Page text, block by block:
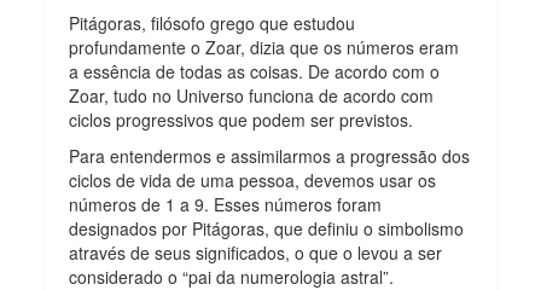
Pitágoras, filósofo grego que estudou
profundamente o Zoar, dizia que os números eram
a essência de todas as coisas. De acordo com o
Zoar, tudo no Universo funciona de acordo com
ciclos progressivos que podem ser previstos.
Para entendermos e assimilarmos a progressão dos
ciclos de vida de uma pessoa, devemos usar os
números de 1 a 9. Esses números foram
designados por Pitágoras, que definiu o simbolismo
através de seus significados, o que o levou a ser
considerado o “pai da numerologia astral”.